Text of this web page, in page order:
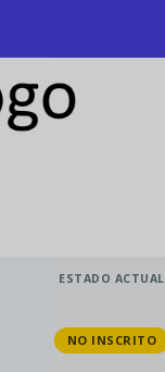
ESTADO ACTUAL
NO INSCRITO